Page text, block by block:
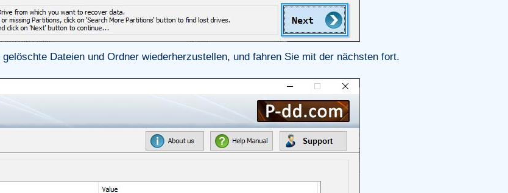
Dateien und Ordner wiederherzustellen, und fahren Sie mit der nächsten fort.